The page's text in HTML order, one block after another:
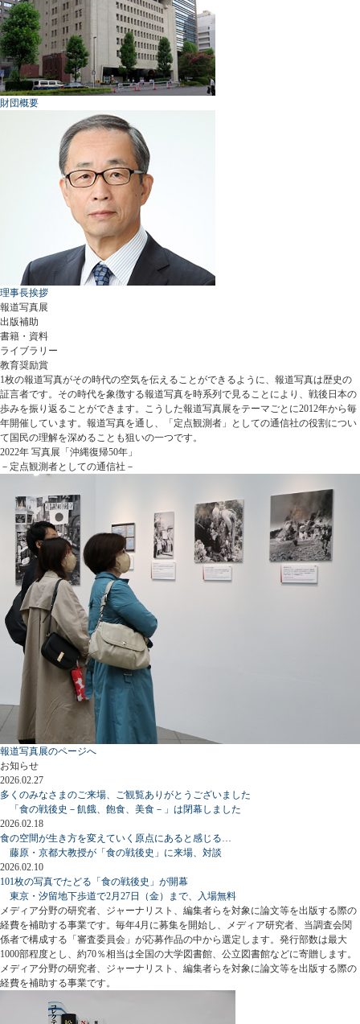
財団概要
理事長挨拶
報道写真展
出版補助
書籍・資料
ライブラリー
教育奨励賞
1枚の報道写真がその時代の空気を伝えることができるように、報道写真は歴史の
証言者です。その時代を象徴する報道写真を時系列で見ることにより、戦後日本の
歩みを振り返ることができます。こうした報道写真展をテーマごとに2012年から毎
年開催しています。報道写真を通し、「定点観測者」としての通信社の役割につい
て国民の理解を深めることも狙いの一つです。
2022年 写真展「沖縄復帰50年」
－定点観測者としての通信社－
報道写真展のページへ
お知らせ
2026.02.27
多くのみなさまのご来場、ご観覧ありがとうございました
「食の戦後史－飢餓、飽食、美食－」は閉幕しました
2026.02.18
食の空間が生き方を変えていく原点にあると感じる…
藤原・京都大教授が「食の戦後史」に来場、対談
2026.02.10
101枚の写真でたどる「食の戦後史」が開幕
東京・汐留地下歩道で2月27日（金）まで、入場無料
メディア分野の研究者、ジャーナリスト、編集者らを対象に論文等を出版する際の
経費を補助する事業です。毎年4月に募集を開始し、メディア研究者、当調査会関
係者で構成する「審査委員会」が応募作品の中から選定します。発行部数は最大
1000部程度とし、約70％相当は全国の大学図書館、公立図書館などに寄贈します。
メディア分野の研究者、ジャーナリスト、編集者らを対象に論文等を出版する際の
経費を補助する事業です。